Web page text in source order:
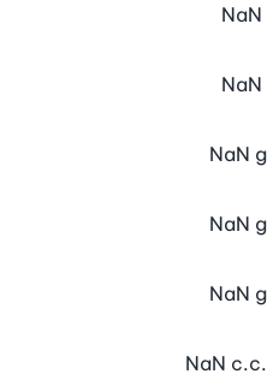
NaN
NaN
NaN g
NaN g
NaN g
NaN c.c.